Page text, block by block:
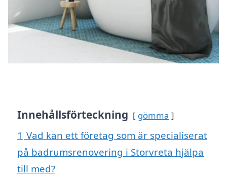
Innehållsförteckning gömma
1 Vad kan ett företag som är specialiserat
på badrumsrenovering i Storvreta hjälpa
till med?